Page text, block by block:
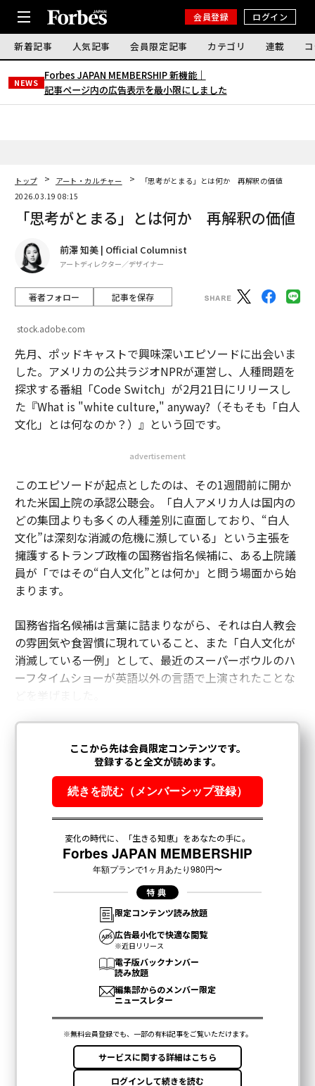
会員登録 ログイン
新着記事 人気記事 会員限定記事 カテゴリ 連載
NEWS
Forbes JAPAN MEMBERSHIP 新機能｜
記事ページ内の広告表示を最小限にしました
トップ アート・カルチャー
「思考がとまる」とは何か 再解釈の価値
2026.03.19 08:15
「思考がとまる」とは何か 再解釈の価値
前澤 知美 | Official Columnist
アートディレクター／デザイナー
著者フォロー 記事を保存
stock.adobe.com
先月、ポッドキャストで興味深いエピソードに出会いま
した。アメリカの公共ラジオNPRが運営し、人種問題を
探求する番組「Code Switch」が2月21日にリリースし
た『What is "white culture," anyway?（そもそも「白人
文化」とは何なのか？）』という回です。
advertisement
このエピソードが起点としたのは、その1週間前に開か
れた米国上院の承認公聴会。「白人アメリカ人は国内の
どの集団よりも多くの人種差別に直面しており、“白人
文化”は深刻な消滅の危機に瀕している」という主張を
擁護するトランプ政権の国務省指名候補に、ある上院議
員が「ではその“白人文化”とは何か」と問う場面から始
まります。
国務省指名候補は言葉に詰まりながら、それは白人教会
の雰囲気や食習慣に現れていること、また「白人文化が
消滅している一例」として、最近のスーパーボウルのハ
ーフタイムショーが英語以外の言語で上演されたことな